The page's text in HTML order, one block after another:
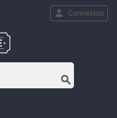

 Connexion